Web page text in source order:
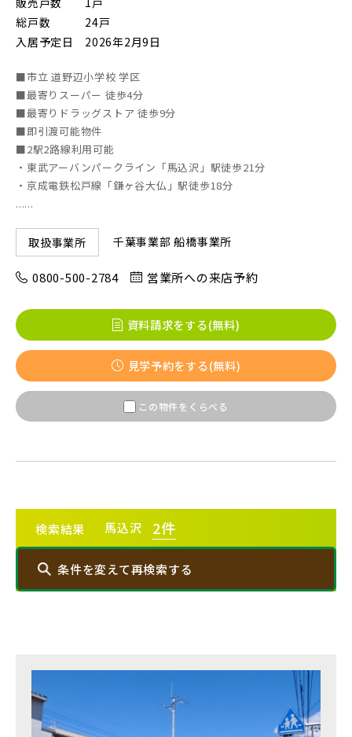
JR高崎線
JR武蔵野線
JR常磐線 [各駅停車]
JR常磐線 [上野～仙台]
JR中央・総武線 [各駅停車]
JR京葉線
JR成田線 [我孫子～成田]
東京都葛飾区
【予告広告】リーズン青砥 アイ・ラウンジ
【予告広告】◆京成本線・京成押上線「青砥」駅徒歩8分の駅
近プロジェクト始動!!◆京成押上線「京成立石」駅徒歩10分◆
物件概要が表示されます
地図にあるご希望の物件アイコンをクリックすると
物件詳細が表示されます
見学OK
見学不可
すぐに入居可能
販売開始前
画像
すべて 外観
キッチン
こだわり条件
指定なし
販売開始前の物件
千葉県千葉市稲毛区 埼玉県川越市
総戸数
24戸
入居予定日
2026年2月9日
■市立 道野辺小学校 学区
■最寄りスーパー 徒歩4分
■最寄りドラッグストア 徒歩9分
■即引渡可能物件
■2駅2路線利用可能
・東武アーバンパークライン「馬込沢」駅徒歩21分
・京成電鉄松戸線「鎌ヶ谷大仏」駅徒歩18分
......
取扱事業所 千葉事業部 船橋事業所
0800-500-2784 営業所への来店予約
資料請求をする(無料)
見学予約をする(無料)
この物件をくらべる
検索結果 馬込沢 2件
条件を変えて再検索する
埼玉・中央エリア(50)